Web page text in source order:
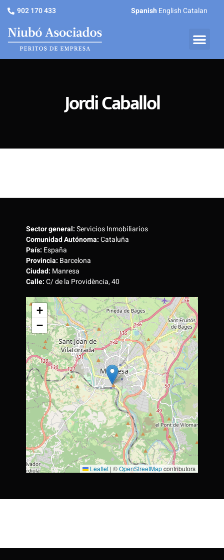
902 170 433 Spanish EnglishCatalan
Jordi Caballol
Sector general:Servicios Inmobiliarios
Comunidad Autónoma:Cataluña
País: España
Provincia: Barcelona
Ciudad: Manresa
Calle:C/ de la Providència, 40
+
−
Leaflet | ©OpenStreetMapcontributors